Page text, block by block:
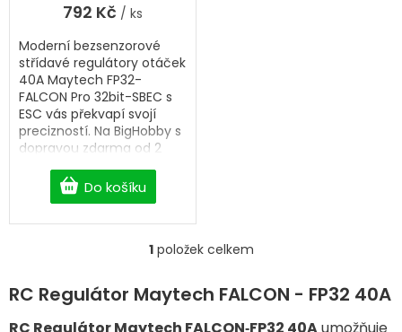
792 Kč / ks
Do košíku
Moderní bezsenzorové
střídavé regulátory otáček
40A Maytech FP32-
FALCON Pro 32bit-SBEC s
ESC vás překvapí svojí
precizností. Na BigHobby s
dopravou zdarma od 2
O
l
á
d
1položek celkem
RC Regulátor Maytech FALCON - FP32 40A